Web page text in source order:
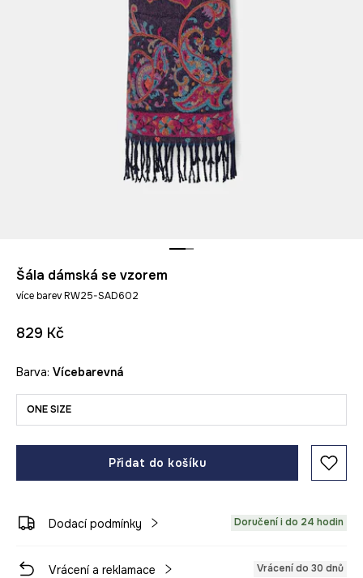
Šála dámská se vzorem
více barev RW25-SAD602
829 Kč
Barva: vícebarevná
ONE SIZE
Přidat do košíku
Dodací podmínky Doručení i do 24 hodin
Vrácení a reklamace Vrácení do 30 dnů